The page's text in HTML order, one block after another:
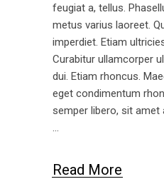
feugiat a, tellus.
metus varius laoreet.
imperdiet. Etiam
Curabitur ullamcorper
dui. Etiam rhoncus.
eget condimentum
semper libero, sit amet
Read More